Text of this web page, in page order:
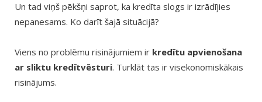
Un tad viņš pēkšņi saprot, ka kredīta slogs ir izrādījies
nepanesams. Ko darīt šajā situācijā?
Viens no problēmu risinājumiem ir kredītu apvienošana
ar sliktu kredītvēsturi. Turklāt tas ir visekonomiskākais
risinājums.